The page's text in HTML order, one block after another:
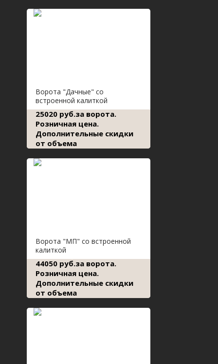
Ворота "Дачные" со
встроенной калиткой
25020 руб.за ворота.
Розничная цена.
Дополнительные скидки
от объема
Ворота "МП" со встроенной
калиткой
44050 руб.за ворота.
Розничная цена.
Дополнительные скидки
от объема